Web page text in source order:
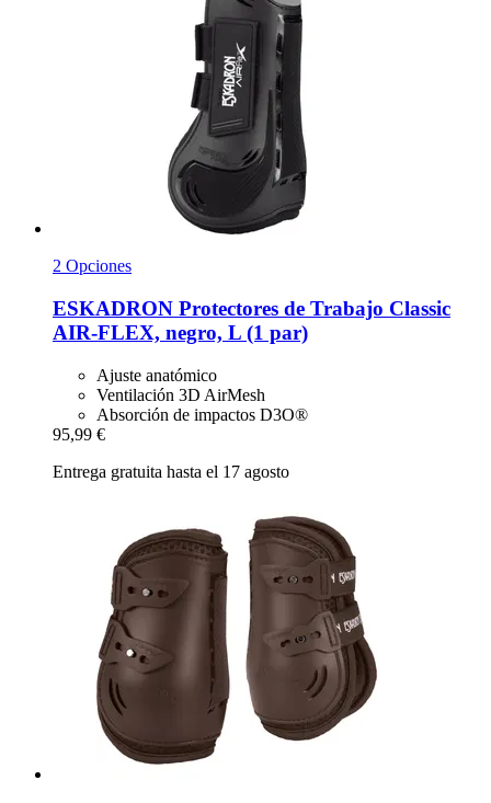
2 Opciones
ESKADRON Protectores de Trabajo Classic
AIR-​FLEX, negro, L (1 par)
Ajuste anatómico
Ventilación 3D AirMesh
Absorción de impactos D3O®
95,99 €
Entrega gratuita hasta el 17 agosto